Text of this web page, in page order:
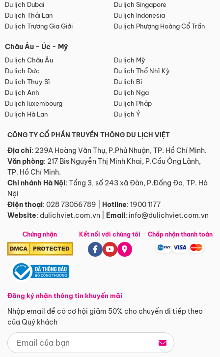
Du lịch Dubai
Du lịch Singapore
Du lịch Thái Lan
Du lịch Indonesia
Du lịch Trương Gia Giới
Du lịch Phượng Hoàng Cổ Trấn
Châu Âu - Úc - Mỹ
Du lịch Châu Âu
Du lịch Mỹ
Du lịch Đức
Du lịch Thổ Nhĩ Kỳ
Du lịch Thụy Sĩ
Du lịch Bỉ
Du lịch Anh
Du lịch Nga
Du lịch luxembourg
Du lịch Pháp
Du lịch Hà Lan
Du lịch Ý
CÔNG TY CỔ PHẦN TRUYỀN THÔNG DU LỊCH VIỆT
Địa chỉ: 239A Hoàng Văn Thụ, P.Phú Nhuận, TP. Hồ Chí Minh.
Văn phòng: 217 Bis Nguyễn Thị Minh Khai, P.Cầu Ông Lãnh,
TP. Hồ Chí Minh.
Chi nhánh Hà Nội: Tầng 3, số 243 xã Đàn, P.Đống Đa, TP. Hà
Nội
Điện thoại: 028 73056789 Hotline: 1900 1177
Website: dulichviet.com.vn Email: info@dulichviet.com.vn
Chứng nhận
Đăng ký nhận thông tin khuyến mãi
Nhập email để có cơ hội giảm 50% cho chuyến đi tiếp theo
của Quý khách
Kết nối với chúng tôi Chấp nhận thanh toán